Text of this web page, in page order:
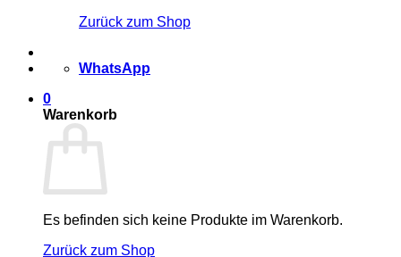
Zurück zum Shop
WhatsApp
0
Warenkorb
Es befinden sich keine Produkte im Warenkorb.
Zurück zum Shop